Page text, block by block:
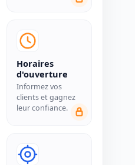
Horaires
d'ouverture
Informez vos
clients et gagnez
leur confiance.